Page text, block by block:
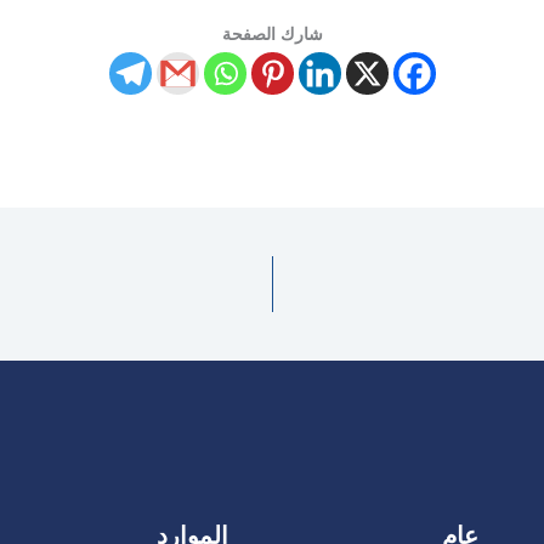
شارك الصفحة
عام الموارد